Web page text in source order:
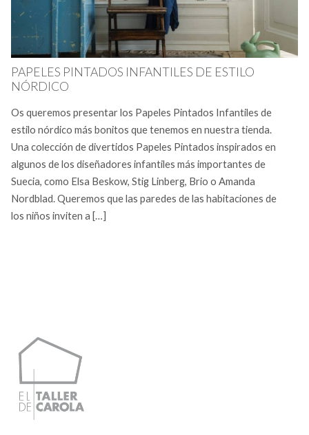
PAPELES PINTADOS INFANTILES DE ESTILO
NÓRDICO
Os queremos presentar los Papeles Pintados Infantiles de
estilo nórdico más bonitos que tenemos en nuestra tienda.
Una colección de divertidos Papeles Pintados inspirados en
algunos de los diseñadores infantiles más importantes de
Suecia, como Elsa Beskow, Stig Linberg, Brio o Amanda
Nordblad. Queremos que las paredes de las habitaciones de
los niños inviten a […]